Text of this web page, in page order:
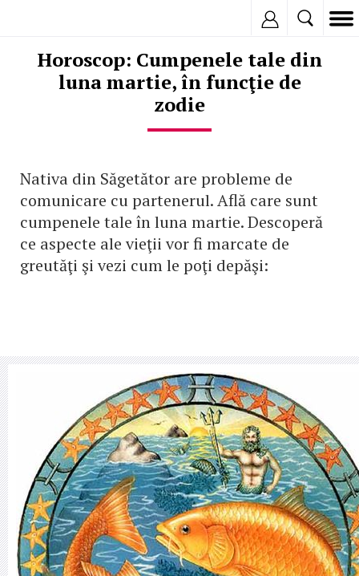
Horoscop: Cumpenele tale din
luna martie, în funcţie de
zodie
Nativa din Săgetător are probleme de
comunicare cu partenerul. Află care sunt
cumpenele tale în luna martie. Descoperă
ce aspecte ale vieţii vor fi marcate de
greutăţi şi vezi cum le poţi depăşi: